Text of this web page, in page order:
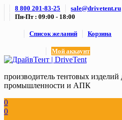
Skip8 800 201-83-25 sale@drivetent.ru
Пн-Пт : 09:00 - 18:00
Список желаний Корзина
Мой аккаунт
производитель тентовых изделий
промышленности и АПК
0
0